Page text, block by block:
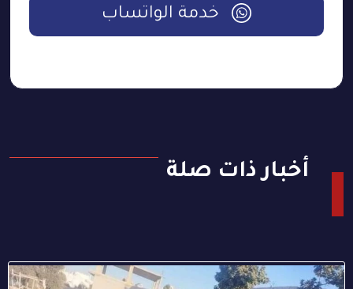
خدمة الواتساب
أخبار ذات صلة